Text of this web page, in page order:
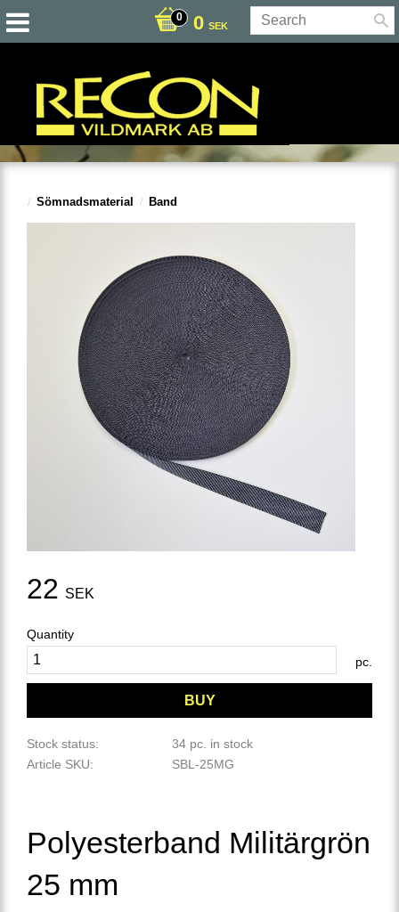
0 SEK
Sömnadsmaterial Band
22 SEK
Quantity
pc.
BUY
Stock status
34 pc. in stock
Article SKU
SBL-25MG
Polyesterband Militärgrön
25 mm